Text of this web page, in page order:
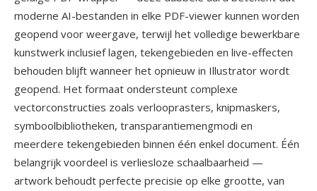
moderne AI-bestanden in elke PDF-viewer kunnen worden
geopend voor weergave, terwijl het volledige bewerkbare
kunstwerk inclusief lagen, tekengebieden en live-effecten
behouden blijft wanneer het opnieuw in Illustrator wordt
geopend. Het formaat ondersteunt complexe
vectorconstructies zoals verlooprasters, knipmaskers,
symboolbibliotheken, transparantiemengmodi en
meerdere tekengebieden binnen één enkel document. Één
belangrijk voordeel is verliesloze schaalbaarheid —
artwork behoudt perfecte precisie op elke grootte, van